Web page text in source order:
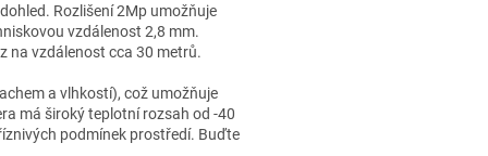
Rozlišení 2Mp umožňuje
vzdálenost 2,8 mm.
na vzdálenost cca 30 metrů.
a vlhkostí), což umožňuje
má široký teplotní rozsah od -40
podmínek prostředí. Buďte